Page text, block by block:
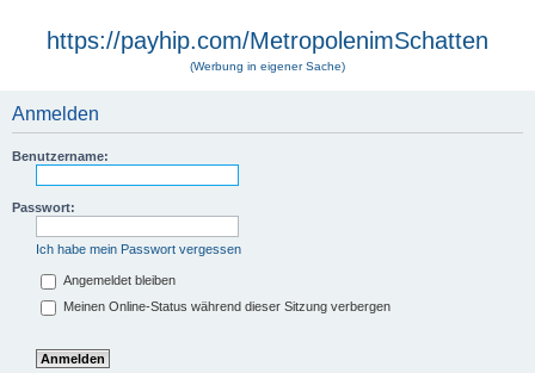
https://payhip.com/MetropolenimSchatten
(Werbung in eigener Sache)
Anmelden
Benutzername:
Passwort:
Ich habe mein Passwort vergessen
Angemeldet bleiben
Meinen Online-Status während dieser Sitzung verbergen